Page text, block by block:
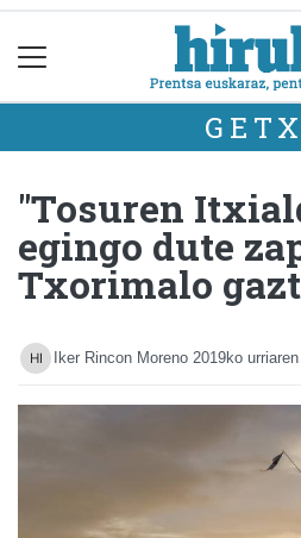
"Tosuren
egingo dute
Txorimalo
Iker Rincon Moreno 2019ko